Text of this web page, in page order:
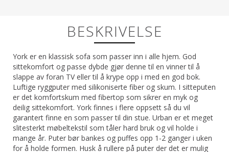
BESKRIVELSE
York er en klassisk sofa som passer inn i alle hjem. God
sittekomfort og passe dybde gjør denne til en vinner til å
slappe av foran TV eller til å krype opp i med en god bok.
Luftige ryggputer med silikoniserte fiber og skum. I sitteputen
er det komfortskum med fibertop som sikrer en myk og
deilig sittekomfort. York finnes i flere oppsett så du vil
garantert finne en som passer til din stue. Urban er et meget
slitesterkt møbeltekstil som tåler hard bruk og vil holde i
mange år. Puter bør bankes og puffes opp 1-2 ganger i uken
for å holde formen. Husk å rullere på puter der det er mulig